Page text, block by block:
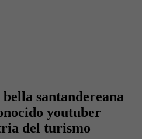
santandereana
youtuber
del turismo